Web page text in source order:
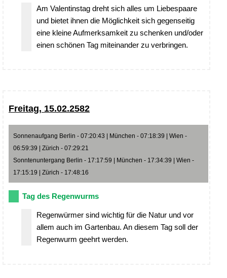
Am Valentinstag dreht sich alles um Liebespaare
und bietet ihnen die Möglichkeit sich gegenseitig
eine kleine Aufmerksamkeit zu schenken und/oder
einen schönen Tag miteinander zu verbringen.
Freitag, 15.02.2582
Sonnenaufgang Berlin - 07:20:43 | München - 07:18:39 | Wien -
06:59:39 | Zürich - 07:29:21
Sonntenuntergang Berlin - 17:17:59 | München - 17:34:39 | Wien -
17:15:19 | Zürich - 17:48:16
Tag des Regenwurms
Regenwürmer sind wichtig für die Natur und vor
allem auch im Gartenbau. An diesem Tag soll der
Regenwurm geehrt werden.